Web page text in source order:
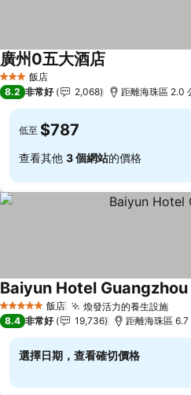
3 星級 飯店
廣州0五大酒店
8.2 非常好 2,068 距離海珠區 2.0
低至 $787
查看其他 3 個網站的價格
5 星級 飯店 煥發活力的養生設施查
Baiyun Hotel Guangzhou
8.4 非常好 19,736 距離海珠區 6.7
選擇日期，查看確切價格